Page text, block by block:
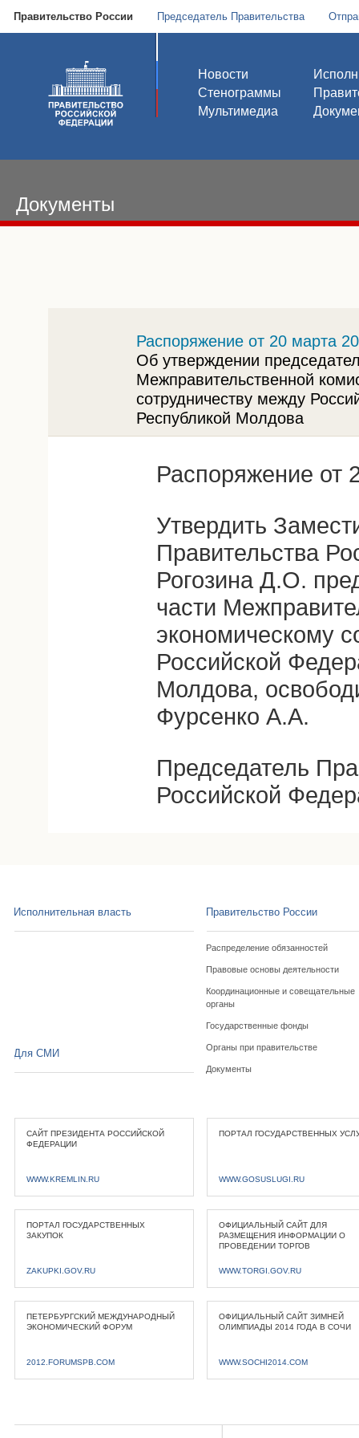
Правительство России Председатель Правительства
Новости
Стенограммы
Мультимедиа
Документы
Распоряжение от 20 марта
Об утверждении
Межправительственной
сотрудничеству между
Республикой Молдова
Распоряжение от
Утвердить
Правительства
Рогозина Д.О.
части
экономическому
Российской
Молдова,
Фурсенко А.А.
Председатель
Российской
Исполнительная власть Правительство России
Распределение обязанностей
Правовые основы деятельности
Координационные и совещательные
органы
Государственные фонды
Органы при правительстве
Документы
Для СМИ
САЙТ ПРЕЗИДЕНТА РОССИЙСКОЙ
ФЕДЕРАЦИИ
WWW.KREMLIN.RU
ПОРТАЛ ГОСУДАРСТВЕННЫХ
WWW.GOSUSLUGI.RU
ПОРТАЛ ГОСУДАРСТВЕННЫХ
ЗАКУПОК
ZAKUPKI.GOV.RU
ОФИЦИАЛЬНЫЙ САЙТ ДЛЯ
РАЗМЕЩЕНИЯ ИНФОРМАЦИИ О
ПРОВЕДЕНИИ ТОРГОВ
WWW.TORGI.GOV.RU
ПЕТЕРБУРГСКИЙ МЕЖДУНАРОДНЫЙ
ЭКОНОМИЧЕСКИЙ ФОРУМ
2012.FORUMSPB.COM
ОФИЦИАЛЬНЫЙ САЙТ ЗИМНЕЙ
ОЛИМПИАДЫ 2014 ГОДА В СОЧИ
WWW.SOCHI2014.COM